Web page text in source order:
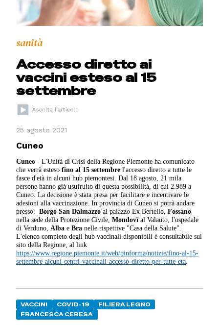
sanità
Accesso diretto ai
vaccini esteso al 15
settembre
25 agosto 2021
Cuneo
Cuneo - L'Unità di Crisi della Regione Piemonte ha comunicato
che verrà estesofino al 15 settembre l'accesso diretto a tutte le
fasce d'età in alcuni hub piemontesi. Dal 18 agosto, 21 mila
persone hanno già usufruito di questa possibilità, di cui 2.989 a
Cuneo. La decisione è stata presa per facilitare e incentivare le
adesioni alla vaccinazione. In provincia di Cuneo si potrà andare
presso:Borgo San Dalmazzo al palazzo Ex Bertello,Fossano
nella sede della Protezione Civile,Mondovì al Valauto, l'ospedale
di Verduno, Alba eBra nelle rispettive "Casa della Salute".
L'elenco completo degli hub vaccinali disponibili è consultabile sul
sito della Regione, al link
https://www.regione.piemonte.it/web/pinforma/notizie/fino-al-15-
settembre-alcuni-centri-vaccinali-accesso-diretto-per-tutte-eta
VACCINI COVID-19
FILIERA LEGNO
FRANCESCA CERESA